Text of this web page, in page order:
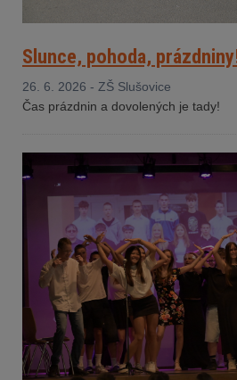
Slunce, pohoda,
26. 6. 2026 - ZŠ Slušovice
Čas prázdnin a dovolených je tady!